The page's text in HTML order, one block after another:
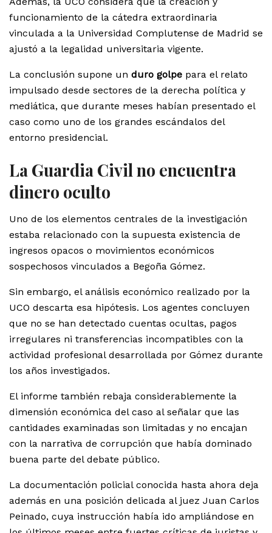
funcionamiento de la cátedra extraordinaria
vinculada a la Universidad Complutense de Madrid se
ajustó a la legalidad universitaria vigente.
La conclusión supone un duro golpe para el relato
impulsado desde sectores de la derecha política y
mediática, que durante meses habían presentado el
caso como uno de los grandes escándalos del
entorno presidencial.
La Guardia Civil no encuentra
dinero oculto
Uno de los elementos centrales de la investigación
estaba relacionado con la supuesta existencia de
ingresos opacos o movimientos económicos
sospechosos vinculados a Begoña Gómez.
Sin embargo, el análisis económico realizado por la
UCO descarta esa hipótesis. Los agentes concluyen
que no se han detectado cuentas ocultas, pagos
irregulares ni transferencias incompatibles con la
actividad profesional desarrollada por Gómez durante
los años investigados.
El informe también rebaja considerablemente la
dimensión económica del caso al señalar que las
cantidades examinadas son limitadas y no encajan
con la narrativa de corrupción que había dominado
buena parte del debate público.
La documentación policial conocida hasta ahora deja
además en una posición delicada al juez Juan Carlos
Peinado, cuya instrucción había ido ampliándose en